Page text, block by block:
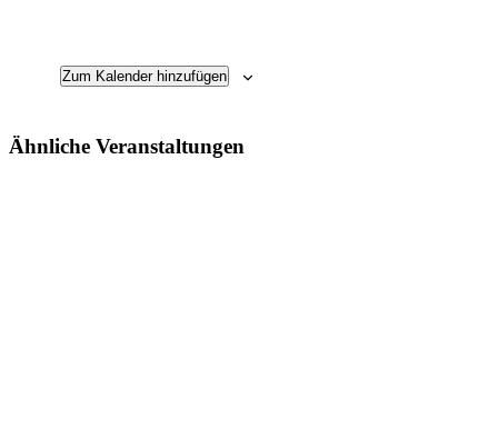
Zum Kalender hinzufügen
Ähnliche Veranstaltungen